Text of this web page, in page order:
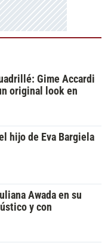
Gime Accardi
original look en
hijo de Eva Bargiela
Awada en su
y con